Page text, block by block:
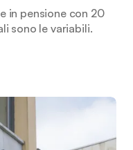
in pensione con 20
sono le variabili.